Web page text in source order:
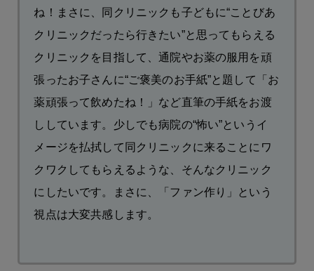
ね！まさに、同クリニックも子どもに“ことびあ
クリニックだったら行きたい”と思ってもらえる
クリニックを目指して、通院やお薬の服用を頑
張ったお子さんに“ご褒美のお手紙”と題して「お
薬頑張って飲めたね！」など直筆の手紙をお渡
ししています。少しでも病院の“怖い”というイ
メージを払拭して同クリニックに来ることにワ
クワクしてもらえるような、そんなクリニック
にしたいです。まさに、「ファン作り」という
視点は大変共感します。